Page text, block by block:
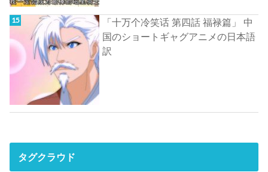
「十万个冷笑话 第四話 福禄篇」 中
国のショートギャグアニメの日本語
訳
タグクラウド